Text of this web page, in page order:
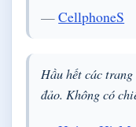
—CellphoneS
Hầu hết các
đảo. Không có